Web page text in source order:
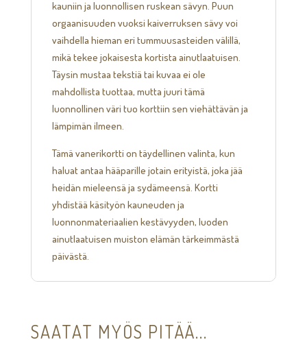
kauniin ja luonnollisen ruskean sävyn. Puun
orgaanisuuden vuoksi kaiverruksen sävy voi
vaihdella hieman eri tummuusasteiden välillä,
mikä tekee jokaisesta kortista ainutlaatuisen.
Täysin mustaa tekstiä tai kuvaa ei ole
mahdollista tuottaa, mutta juuri tämä
luonnollinen väri tuo korttiin sen viehättävän ja
lämpimän ilmeen.
Tämä vanerikortti on täydellinen valinta, kun
haluat antaa hääparille jotain erityistä, joka jää
heidän mieleensä ja sydämeensä. Kortti
yhdistää käsityön kauneuden ja
luonnonmateriaalien kestävyyden, luoden
ainutlaatuisen muiston elämän tärkeimmästä
päivästä.
SAATAT MYÖS PITÄÄ...